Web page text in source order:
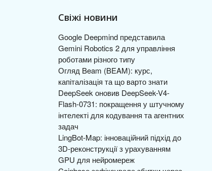
Свіжі новини
Google Deepmind представила
Gemini Robotics 2 для управління
роботами різного типу
Огляд Beam (BEAM): курс,
капіталізація та що варто знати
DeepSeek оновив DeepSeek-V4-
Flash-0731: покращення у штучному
інтелекті для кодування та агентних
задач
LingBot-Map: інноваційний підхід до
3D-реконструкції з урахуванням
GPU для нейромереж